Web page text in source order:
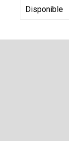
Disponible